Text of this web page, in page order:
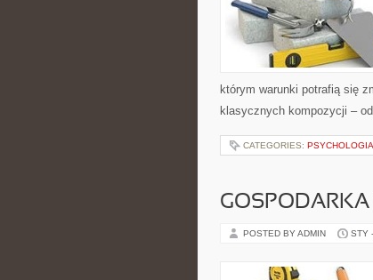
którym warunki potrafią się
klasycznych kompozycji –
CATEGORIES:
GOSPODARKA
POSTED BY ADMIN STY